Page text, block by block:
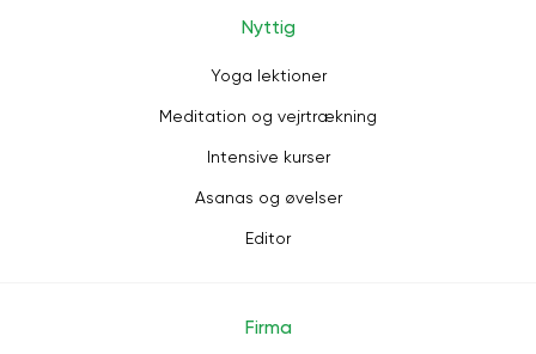
Nyttig
Yoga lektioner
Meditation og vejrtrækning
Intensive kurser
Asanas og øvelser
Editor
Firma